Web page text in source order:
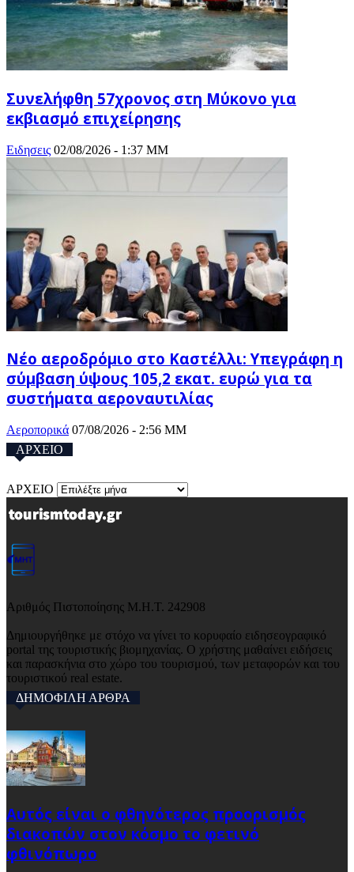
Συνελήφθη 57χρονος στη Μύκονο για
εκβιασμό επιχείρησης
Ειδησεις 02/08/2026 - 1:37 ΜΜ
Νέο αεροδρόμιο στο Καστέλλι: Υπεγράφη η
σύμβαση ύψους 105,2 εκατ. ευρώ για τα
συστήματα αεροναυτιλίας
Αεροπορικά 07/08/2026 - 2:56 ΜΜ
ΑΡΧΕΙΟ
ΑΡΧΕΙΟ
Αριθμός Πιστοποίησης Μ.Η.Τ. 242908
Δημιουργήθηκε με στόχο να γίνει το κορυφαίο ειδησεογραφικό
portal της τουριστικής βιομηχανίας. Ο χρήστης μαθαίνει ειδήσεις
και παρασκήνια στο χώρο του τουρισμού, των μεταφορών και του
τουριστικού real estate.
ΔΗΜΟΦΙΛΗ ΑΡΘΡΑ
Αυτός είναι ο φθηνότερος προορισμός
διακοπών στον κόσμο το φετινό
φθινόπωρο